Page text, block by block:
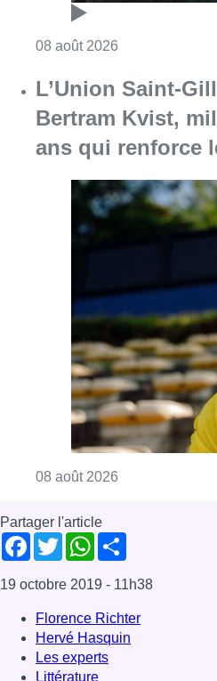
08 août 2026
L’Union Saint-
Bertram Kvist,
ans qui renforce
08 août 2026
Partager l'article
Facebook
TwitterWhatsApp
19 octobre 2019 - 11h38
Florence Richter
Hervé Hasquin
Les experts
Littérature